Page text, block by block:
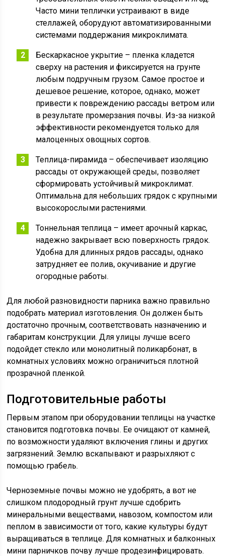
Часто мини теплички устраивают в виде
стеллажей, оборудуют автоматизированными
системами поддержания микроклимата.
Бескаркасное укрытие – пленка кладется
сверху на растения и фиксируется на грунте
любым подручным грузом. Самое простое и
дешевое решение, которое, однако, может
привести к повреждению рассады ветром или
в результате промерзания почвы. Из-за низкой
эффективности рекомендуется только для
малоценных овощных сортов.
Теплица-пирамида – обеспечивает изоляцию
рассады от окружающей среды, позволяет
сформировать устойчивый микроклимат.
Оптимальна для небольших грядок с крупными
высокорослыми растениями.
Тоннельная теплица – имеет арочный каркас,
надежно закрывает всю поверхность грядок.
Удобна для длинных рядов рассады, однако
затрудняет ее полив, окучивание и другие
огородные работы.
Для любой разновидности парника важно правильно
подобрать материал изготовления. Он должен быть
достаточно прочным, соответствовать назначению и
габаритам конструкции. Для улицы лучше всего
подойдет стекло или монолитный поликарбонат, в
комнатных условиях можно ограничиться плотной
прозрачной пленкой.
Подготовительные работы
Первым этапом при оборудовании теплицы на участке
становится подготовка почвы. Ее очищают от камней,
по возможности удаляют включения глины и других
загрязнений. Землю вскапывают и разрыхляют с
помощью грабель.
Черноземные почвы можно не удобрять, а вот не
слишком плодородный грунт лучше сдобрить
минеральными веществами, навозом, компостом или
пеплом в зависимости от того, какие культуры будут
выращиваться в теплице. Для комнатных и балконных
мини парничков почву лучше продезинфицировать.